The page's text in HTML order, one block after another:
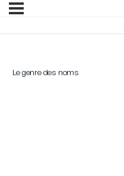
Le genre des noms